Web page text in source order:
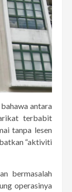
antara
terbabit
tanpa lesen
“aktiviti
bermasalah
operasinya